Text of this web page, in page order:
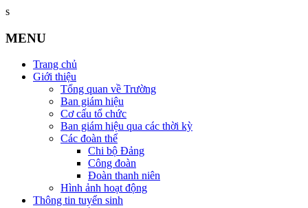
s
MENU
Trang chủ
Giới thiệu
Tổng quan về Trường
Ban giám hiệu
Cơ cấu tổ chức
Ban giám hiệu qua các thời kỳ
Các đoàn thể
Chi bộ Đảng
Công đoàn
Đoàn thanh niên
Hình ảnh hoạt động
Thông tin tuyển sinh